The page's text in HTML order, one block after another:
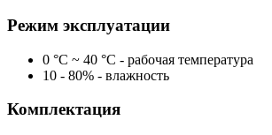
Режим эксплуатации
0 °C ~ 40 °C - рабочая температура
10 - 80% - влажность
Комплектация